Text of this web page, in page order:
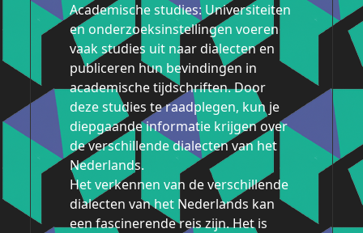
Academische studies: Universiteiten
en onderzoeksinstellingen voeren
vaak studies uit naar dialecten en
publiceren hun bevindingen in
academische tijdschriften. Door
deze studies te raadplegen, kun je
diepgaande informatie krijgen over
de verschillende dialecten van het
Nederlands.
Het verkennen van de verschillende
dialecten van het Nederlands kan
een fascinerende reis zijn. Het is